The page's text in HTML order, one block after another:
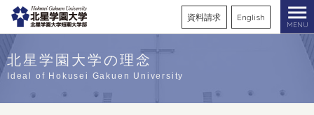
資料請求 English
MENU
北星学園大学の理念
Ideal of Hokusei Gakuen University